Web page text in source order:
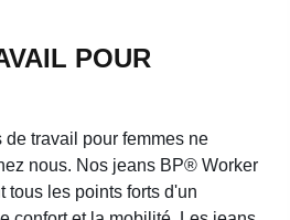
POUR
travail pour femmes ne
nous. Nos jeans BP® Worker
tous les points forts d'un